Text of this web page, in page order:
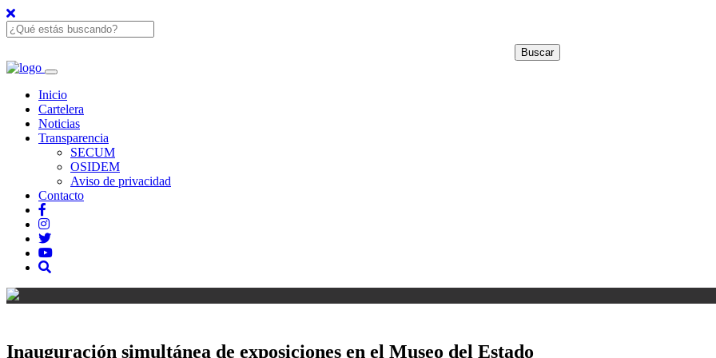
Inicio
Cartelera
Noticias
Transparencia
SECUM
OSIDEM
Aviso de privacidad
Contacto
Inauguración simultánea de exposiciones en el Museo del Estado